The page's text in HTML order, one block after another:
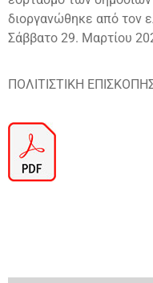
διοργανώθηκε από τον
Σάββατο 29. Μαρτίου
ΠΟΛΙΤΙΣΤΙΚΗ